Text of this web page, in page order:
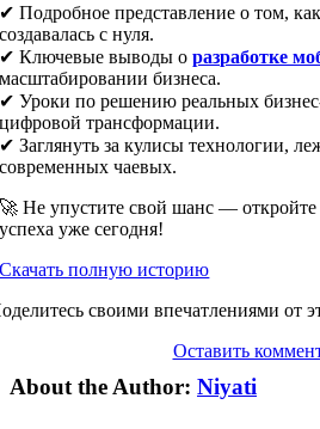
✔ Подробное представление о том,
создавалась с нуля.
✔ Ключевые выводы оразработке
масштабировании бизнеса.
✔ Уроки по решению реальных
цифровой трансформации.
✔ Заглянуть за кулисы технологии,
современных чаевых.
🚀 Не упустите свой шанс —
успеха уже сегодня!
Скачать полную историю
своими впечатлениями от
Оставить
About the Author: Niyati